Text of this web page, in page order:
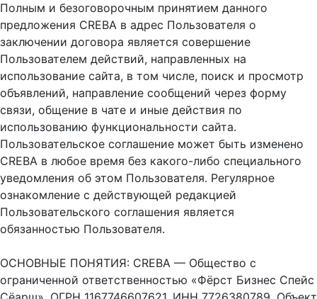
Полным и безоговорочным принятием данного
предложения CREBA в адрес Пользователя о
заключении договора является совершение
Пользователем действий, направленных на
использование сайта, в том числе, поиск и просмотр
объявлений, направление сообщений через форму
связи, общение в чате и иные действия по
использованию функциональности сайта.
Пользовательское соглашение может быть изменено
CREBA в любое время без какого-либо специального
уведомления об этом Пользователя. Регулярное
ознакомление с действующей редакцией
Пользовательского соглашения является
обязанностью Пользователя.
ОСНОВНЫЕ ПОНЯТИЯ: CREBA — Общество с
ограниченной ответственностью «Фёрст Бизнес Спейс